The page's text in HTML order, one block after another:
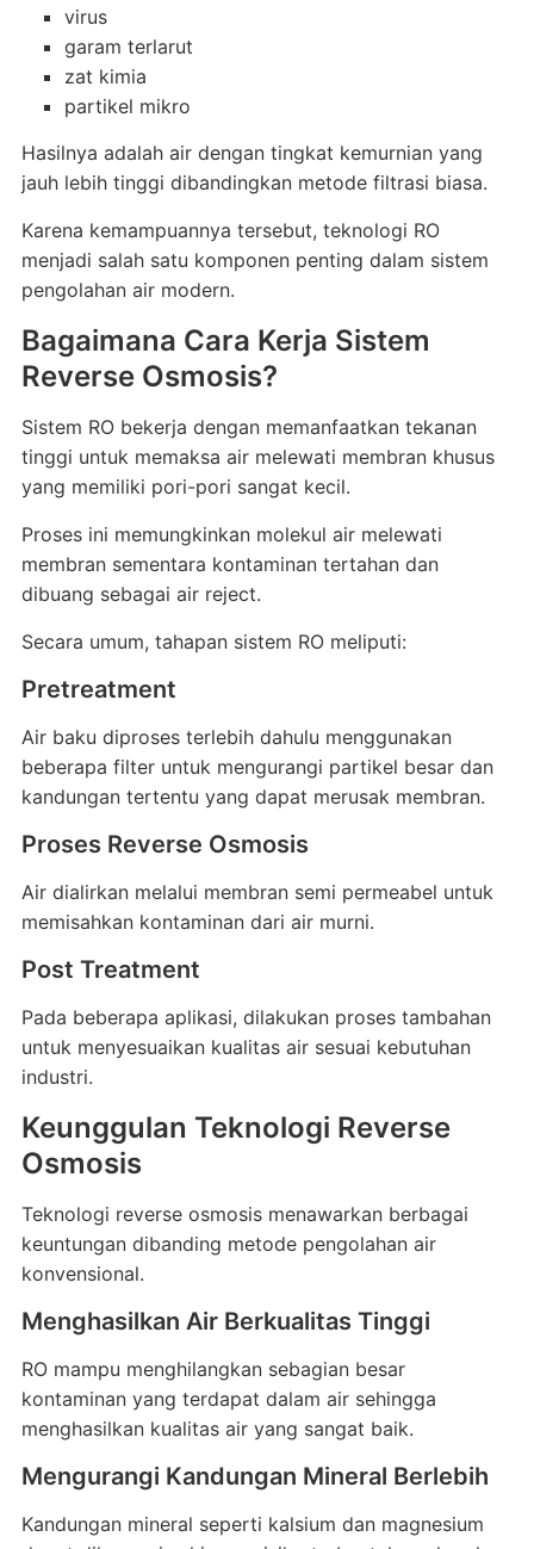
virus
garam terlarut
zat kimia
partikel mikro
Hasilnya adalah air dengan tingkat kemurnian yang
jauh lebih tinggi dibandingkan metode filtrasi biasa.
Karena kemampuannya tersebut, teknologi RO
menjadi salah satu komponen penting dalam sistem
pengolahan air modern.
Bagaimana Cara Kerja Sistem
Reverse Osmosis?
Sistem RO bekerja dengan memanfaatkan tekanan
tinggi untuk memaksa air melewati membran khusus
yang memiliki pori-pori sangat kecil.
Proses ini memungkinkan molekul air melewati
membran sementara kontaminan tertahan dan
dibuang sebagai air reject.
Secara umum, tahapan sistem RO meliputi:
Pretreatment
Air baku diproses terlebih dahulu menggunakan
beberapa filter untuk mengurangi partikel besar dan
kandungan tertentu yang dapat merusak membran.
Proses Reverse Osmosis
Air dialirkan melalui membran semi permeabel untuk
memisahkan kontaminan dari air murni.
Post Treatment
Pada beberapa aplikasi, dilakukan proses tambahan
untuk menyesuaikan kualitas air sesuai kebutuhan
industri.
Keunggulan Teknologi Reverse
Osmosis
Teknologi reverse osmosis menawarkan berbagai
keuntungan dibanding metode pengolahan air
konvensional.
Menghasilkan Air Berkualitas Tinggi
RO mampu menghilangkan sebagian besar
kontaminan yang terdapat dalam air sehingga
menghasilkan kualitas air yang sangat baik.
Mengurangi Kandungan Mineral Berlebih
Kandungan mineral seperti kalsium dan magnesium